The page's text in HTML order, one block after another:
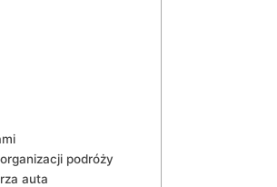
podróży
auta